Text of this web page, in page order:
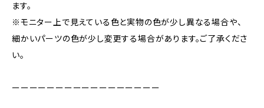
ます。
※モニター上で見えている色と実物の色が少し異なる場合や、
細かいパーツの色が少し変更する場合があります。ご了承くださ
い。
ーーーーーーーーーーーーーーーーー